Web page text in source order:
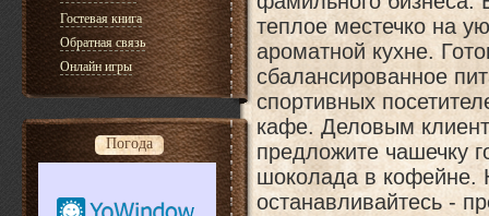
Гостевая книга
Обратная связь
Онлайн игры
Погода
теплое местечко на
ароматной кухне.
сбалансированное
спортивных
кафе. Деловым
предложите чашечку
шоколада в кофейне.
останавливайтесь -